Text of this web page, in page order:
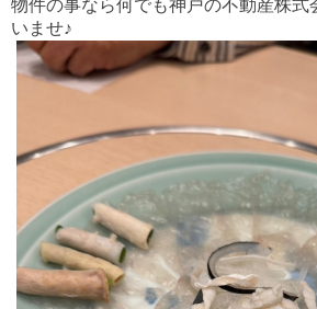
物件の事なら何でも神戸の不動産株式
いませ♪